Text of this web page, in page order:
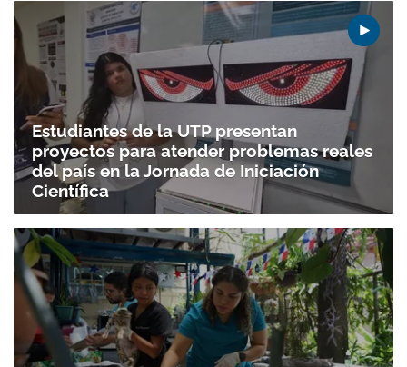
Estudiantes de la UTP presentan
proyectos para atender problemas reales
del país en la Jornada de Iniciación
Científica